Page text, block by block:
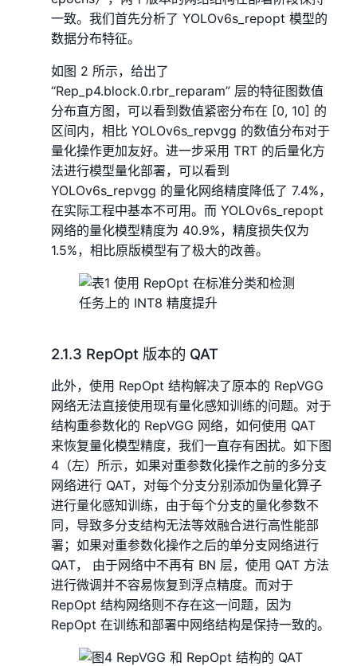
一致。我们首先分析了 YOLOv6s_repopt 模型的
数据分布特征。
如图 2 所示，给出了
“Rep_p4.block.0.rbr_reparam” 层的特征图数值
分布直方图，可以看到数值紧密分布在 [0, 10] 的
区间内，相比 YOLOv6s_repvgg 的数值分布对于
量化操作更加友好。进一步采用 TRT 的后量化方
法进行模型量化部署，可以看到
YOLOv6s_repvgg 的量化网络精度降低了 7.4%，
在实际工程中基本不可用。而 YOLOv6s_repopt
网络的量化模型精度为 40.9%，精度损失仅为
1.5%，相比原版模型有了极大的改善。
2.1.3 RepOpt 版本的 QAT
此外，使用 RepOpt 结构解决了原本的 RepVGG
网络无法直接使用现有量化感知训练的问题。对于
结构重参数化的 RepVGG 网络，如何使用 QAT
来恢复量化模型精度，我们一直存有困扰。如下图
4（左）所示，如果对重参数化操作之前的多分支
网络进行 QAT，对每个分支分别添加伪量化算子
进行量化感知训练，由于每个分支的量化参数不
同，导致多分支结构无法等效融合进行高性能部
署；如果对重参数化操作之后的单分支网络进行
QAT， 由于网络中不再有 BN 层，使用 QAT 方法
进行微调并不容易恢复到浮点精度。而对于
RepOpt 结构网络则不存在这一问题，因为
RepOpt 在训练和部署中网络结构是保持一致的。